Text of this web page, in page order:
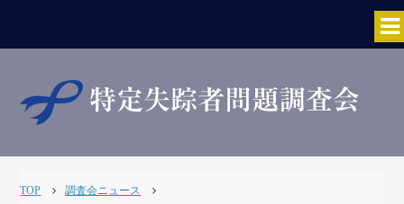
TOP
調査会ニュース